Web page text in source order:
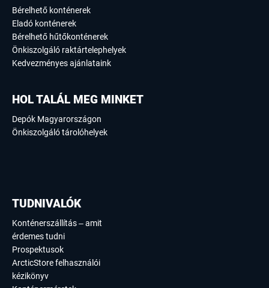
Bérelhető konténerek
Eladó konténerek
Bérelhető hűtőkonténerek
Önkiszolgáló raktártelephelyek
Kedvezményes ajánlataink
HOL TALÁL MEG MINKET
Depók Magyarországon
Önkiszolgáló tárolóhelyek
TUDNIVALÓK
Konténerszállítás – amit
érdemes tudni
Prospektusok
ArcticStore felhasználói
kézikönyv